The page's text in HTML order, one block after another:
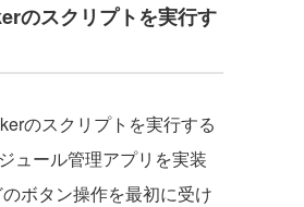
のスクリプトを実行す
のスクリプトを実行する
ュール管理アプリを実装
ボタン操作を最初に受け